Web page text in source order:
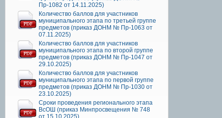
Пр-1082 от 14.11.2025)
Количество баллов для участников
муниципального этапа по третьей группе
предметов (приказ ДОНМ № Пр-1063 от
07.11.2025)
Количество баллов для участников
муниципального этапа по второй группе
предметов (приказ ДОНМ № Пр-1047 от
29.10.2025)
Количество баллов для участников
муниципального этапа по первой группе
предметов (приказ ДОНМ № Пр-1030 от
23.10.2025)
Сроки проведения регионального этапа
ВсОШ (приказ Минпросвещения № 748
от 15.10.2025)